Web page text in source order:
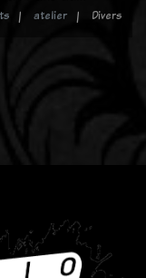
atelier Divers